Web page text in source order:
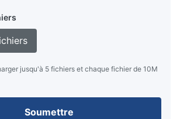
jusqu'à 5 fichiers et chaque fichier de 10M
Soumettre